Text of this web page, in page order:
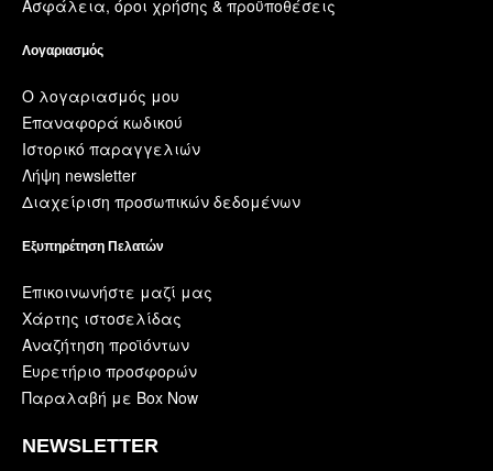
Ασφάλεια, όροι χρήσης & προϋποθέσεις
Λογαριασμός
Ο λογαριασμός μου
Επαναφορά κωδικού
Ιστορικό παραγγελιών
Λήψη newsletter
Διαχείριση προσωπικών δεδομένων
Εξυπηρέτηση Πελατών
Επικοινωνήστε μαζί μας
Χάρτης ιστοσελίδας
Αναζήτηση προϊόντων
Ευρετήριο προσφορών
Παραλαβή με Box Now
NEWSLETTER